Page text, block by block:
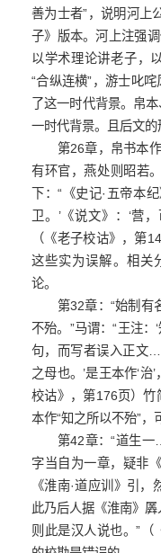
善为士者”，说明河上
子》版本。河上注强
以学术理论讲老子，
“合纵连横”，游士叱
了这一时代背景。帛
一时代背景。且后文的
第26章，帛书本
有环官，燕处则昭若
下：“《史记·五帝本
卫。’《说文》：‘营
（《老子校诂》，第
这些实为误解。相关
论。
第32章：“始制有
不殆。”马谓：“王注：
句，而写者误入正文
之母也。’是王本作‘治
校诂》，第176页）竹
本作“知之所以不殆”，
第42章：“道生
字当自为一章，疑非
《淮南·道应训》引
此乃后人据《淮南》羼
则此是汉人说也。”